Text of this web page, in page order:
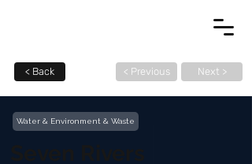
< Back < Previous Next >
Water & Environment & Waste